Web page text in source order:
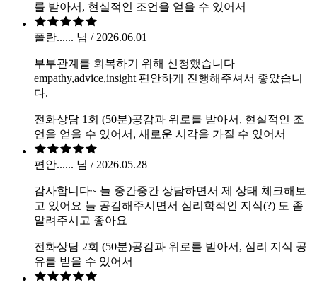
를 받아서, 현실적인 조언을 얻을 수 있어서
폴란...... 님 / 2026.06.01
부부관계를 회복하기 위해 신청했습니다
empathy,advice,insight 편안하게 진행해주셔서 좋았습니
다.
전화상담 1회 (50분)공감과 위로를 받아서, 현실적인 조
언을 얻을 수 있어서, 새로운 시각을 가질 수 있어서
편안...... 님 / 2026.05.28
감사합니다~ 늘 중간중간 상담하면서 제 상태 체크해보
고 있어요 늘 공감해주시면서 심리학적인 지식(?) 도 좀
알려주시고 좋아요
전화상담 2회 (50분)공감과 위로를 받아서, 심리 지식 공
유를 받을 수 있어서